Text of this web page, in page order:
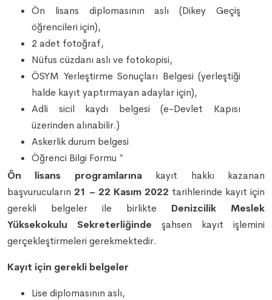
Ön lisans diplomasının aslı (Dikey Geçiş
öğrencileri için),
2 adet fotoğraf,
Nüfus cüzdanı aslı ve fotokopisi,
ÖSYM Yerleştirme Sonuçları Belgesi (yerleştiği
halde kayıt yaptırmayan adaylar için),
Adli sicil kaydı belgesi (e-Devlet Kapısı
üzerinden alınabilir.)
Askerlik durum belgesi
Öğrenci Bilgi Formu *
Ön lisans programlarınakayıt hakkı kazanan
başvurucuların 21 – 22 Kasım 2022 tarihlerinde kayıt için
gerekli belgeler ile birlikte Denizcilik Meslek
Yüksekokulu Sekreterliğinde şahsen kayıt işlemini
gerçekleştirmeleri gerekmektedir.
Kayıt için gerekli belgeler
Lise diplomasının aslı,